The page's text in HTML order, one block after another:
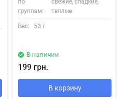
по
группам:
свежие, сладкие,
теплые
Вес: 53 г
В наличии
199 грн.
В корзину